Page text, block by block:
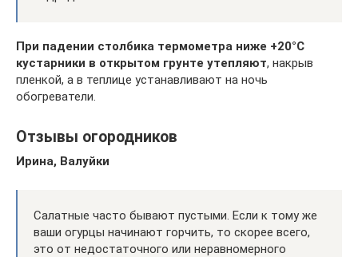
При падении столбика термометра ниже +20°С
кустарники в открытом грунте утепляют, накрыв
пленкой, а в теплице устанавливают на ночь
обогреватели.
Отзывы огородников
Ирина, Валуйки
Салатные часто бывают пустыми. Если к тому же
ваши огурцы начинают горчить, то скорее всего,
это от недостаточного или неравномерного